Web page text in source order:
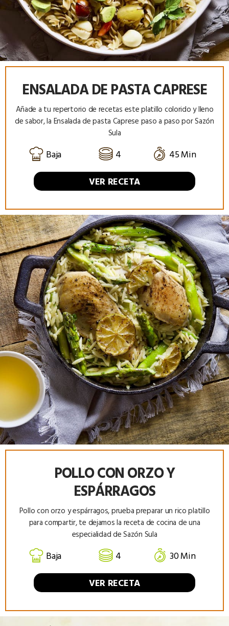
ENSALADA DE PASTA CAPRESE
Añade a tu repertorio de recetas este platillo colorido y lleno
de sabor, la Ensalada de pasta Caprese paso a paso por Sazón
Sula
Baja 4
45 Min
VER RECETA
POLLO CON ORZO Y
ESPÁRRAGOS
Pollo con orzo y espárragos, prueba preparar un rico platillo
para compartir, te dejamos la receta de cocina de una
especialidad de Sazón Sula
Baja 4
30 Min
VER RECETA